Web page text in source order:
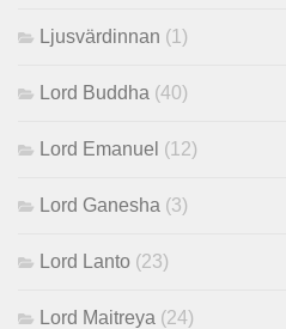
Ljusvärdinnan (1)
Lord Buddha (40)
Lord Emanuel (12)
Lord Ganesha (3)
Lord Lanto (23)
Lord Maitreya (24)